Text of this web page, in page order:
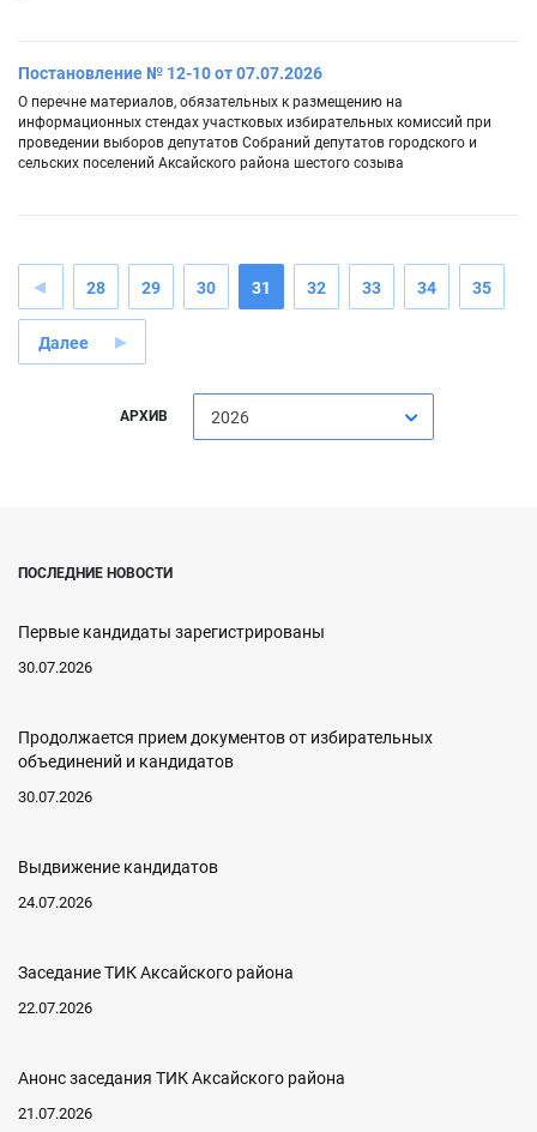
Постановление № 12-10 от 07.07.2026
О перечне материалов, обязательных к размещению на
информационных стендах участковых избирательных комиссий при
проведении выборов депутатов Собраний депутатов городского и
сельских поселений Аксайского района шестого созыва
28 29 30 31 32 33 34 35
Далее
АРХИВ 2026
ПОСЛЕДНИЕ НОВОСТИ
Первые кандидаты зарегистрированы
30.07.2026
Продолжается прием документов от избирательных
объединений и кандидатов
30.07.2026
Выдвижение кандидатов
24.07.2026
Заседание ТИК Аксайского района
22.07.2026
Анонс заседания ТИК Аксайского района
21.07.2026